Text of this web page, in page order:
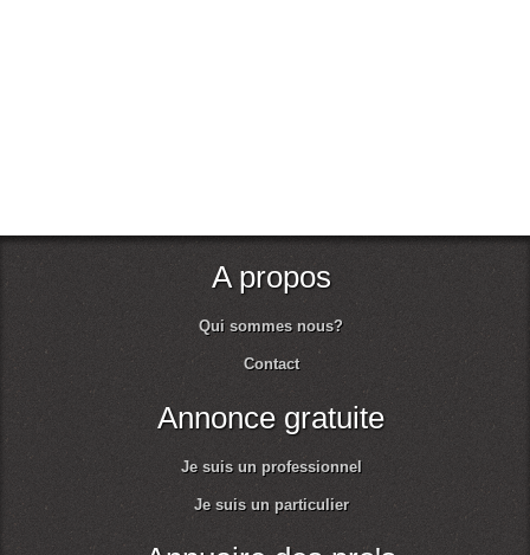
A propos
Qui sommes nous?
Contact
Annonce gratuite
Je suis un professionnel
Je suis un particulier